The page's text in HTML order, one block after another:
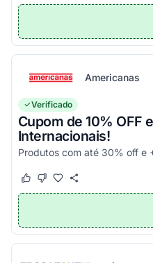
Americanas
Verificado
Cupom de 10% OFF
Internacionais!
Este cupom funcionou
Este cupom não funcionou